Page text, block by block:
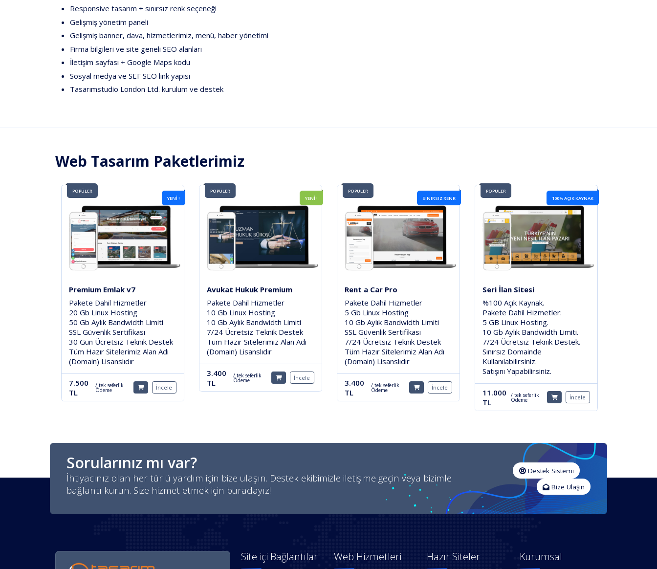
Responsive tasarım + sınırsız renk seçeneği
Gelişmiş yönetim paneli
Gelişmiş banner, dava, hizmetlerimiz, menü, haber yönetimi
Firma bilgileri ve site geneli SEO alanları
İletişim sayfası + Google Maps kodu
Sosyal medya ve SEF SEO link yapısı
Tasarımstudio London Ltd. kurulum ve destek
Web Tasarım Paketlerimiz
POPÜLER
YENİ !
Premium Emlak v7
Pakete Dahil Hizmetler
20 Gb Linux Hosting
50 Gb Aylık Bandwidth Limiti
SSL Güvenlik Sertifikası
30 Gün Ücretsiz Teknik Destek
Tüm Hazır Sitelerimiz Alan Adı
(Domain) Lisanslıdır
7.500
TL
/ tek seferlik
Ödeme İncele
POPÜLER
YENİ !
Avukat Hukuk Premium
Pakete Dahil Hizmetler
10 Gb Linux Hosting
10 Gb Aylık Bandwidth Limiti
7/24 Ücretsiz Teknik Destek
Tüm Hazır Sitelerimiz Alan Adı
(Domain) Lisanslıdır
3.400
TL
/ tek seferlik
Ödeme İncele
POPÜLER
SINIRSIZ RENK
Rent a Car Pro
Pakete Dahil Hizmetler
5 Gb Linux Hosting
10 Gb Aylık Bandwidth Limiti
SSL Güvenlik Sertifikası
7/24 Ücretsiz Teknik Destek
Tüm Hazır Sitelerimiz Alan Adı
(Domain) Lisanslıdır
3.400
TL
/ tek seferlik
Ödeme İncele
POPÜLER
100% AÇIK KAYNAK
Seri İlan Sitesi
%100 Açık Kaynak.
Pakete Dahil Hizmetler:
5 GB Linux Hosting.
10 Gb Aylık Bandwidth Limiti.
7/24 Ücretsiz Teknik Destek.
Sınırsız Domainde
Kullanılabilirsiniz.
Satışını Yapabilirsiniz.
11.000
TL
/ tek seferlik
Ödeme İncele
Sorularınız mı var?
İhtiyacınız olan her türlü yardım için bize ulaşın. Destek ekibimizle iletişime geçin veya bizimle
bağlantı kurun. Size hizmet etmek için buradayız!
Destek Sistemi
Bize Ulaşın
Site içi Bağlantılar Web Hizmetleri Hazır Siteler Kurumsal